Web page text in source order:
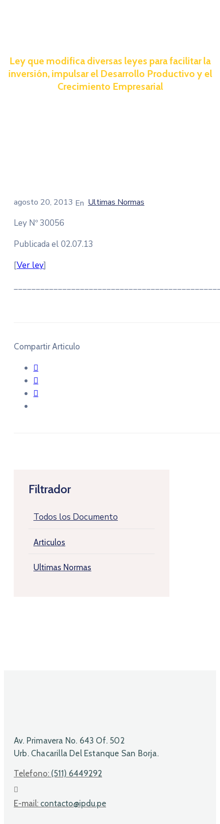
Ley que modifica diversas leyes para facilitar la
inversión, impulsar el Desarrollo Productivo y el
Crecimiento Empresarial
Filtrador
Todos los Documento
Articulos
Ultimas Normas
agosto 20, 2013 Ultimas Normas
Ley Nº 30056
Publicada el 02.07.13
[Ver ley]
Compartir Articulo
Av. Primavera No. 643 Of. 502
Urb. Chacarilla Del Estanque San Borja.
Telefono: (511) 6449292
E-mail: contacto@ipdu.pe